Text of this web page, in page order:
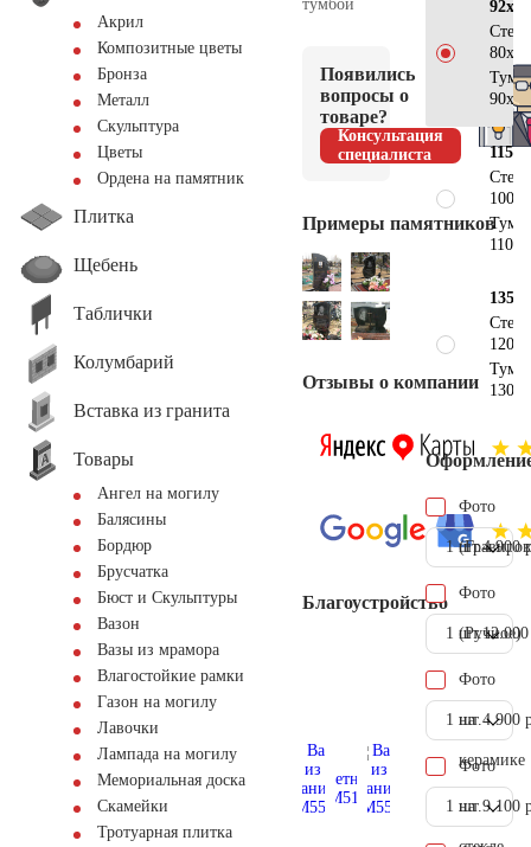
Акрил
Композитные цветы
Бронза
Металл
Скульптура
Цветы
Ордена на памятник
Плитка
Щебень
Таблички
Колумбарий
Вставка из гранита
Товары
Ангел на могилу
Балясины
Бордюр
Брусчатка
Бюст и Скульптуры
Вазон
Вазы из мрамора
Влагостойкие рамки
Газон на могилу
Лавочки
Лампада на могилу
Мемориальная доска
Скамейки
Тротуарная плитка
тумбой
Появились
вопросы о
товаре?
Консультация
специалиста
Примеры памятников
Отзывы о компании
Благоустройство
92х80
Фото
1 шт.4.900
Фото
(Ручное)
1 шт.
Фото
на
керамике
1 шт. 4.900
Фото
на
1 шт. 9.100